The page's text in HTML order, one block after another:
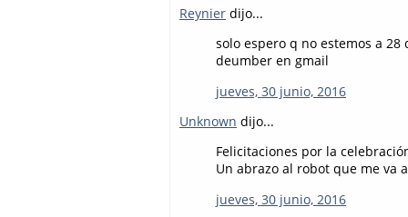
Reynier dijo...
solo espero q no estemos a
deumber en gmail
jueves, 30 junio, 2016
Unknown dijo...
Felicitaciones por la
Un abrazo al robot que me va
jueves, 30 junio, 2016